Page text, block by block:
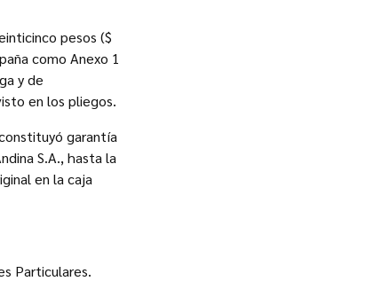
pesos ($
como Anexo 1
y de
en los pliegos.
garantía
S.A., hasta la
en la caja
Particulares.